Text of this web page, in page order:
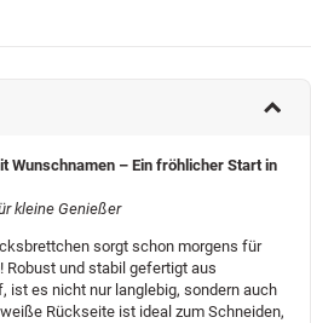
Wunschnamen – Ein fröhlicher Start in
kleine Genießer
sorgt schon morgens für
und stabil gefertigt aus
ist es nicht nur langlebig, sondern auch
Rückseite ist ideal zum Schneiden,